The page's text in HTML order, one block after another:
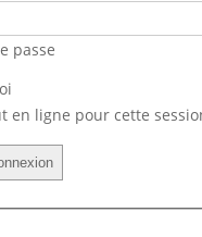
passe
en ligne pour cette